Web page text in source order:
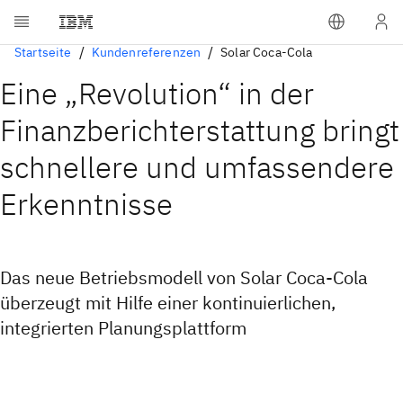
Startseite Kundenreferenzen Solar Coca-Cola
Eine „Revolution“ in der
Finanzberichterstattung bringt
schnellere und umfassendere
Erkenntnisse
Das neue Betriebsmodell von Solar Coca-Cola
überzeugt mit Hilfe einer kontinuierlichen,
integrierten Planungsplattform